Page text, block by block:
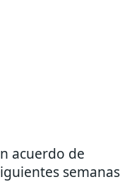
acuerdo de
semanas